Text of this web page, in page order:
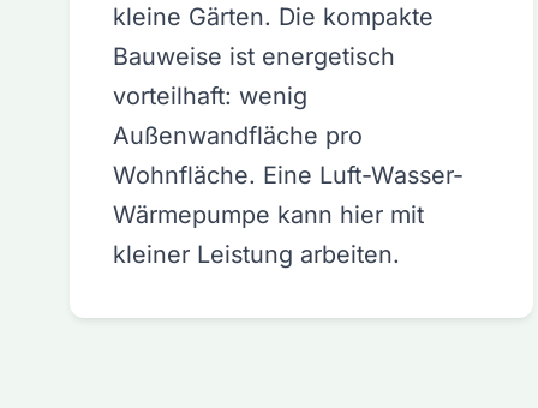
kleine Gärten. Die kompakte
Bauweise ist energetisch
vorteilhaft: wenig
Außenwandfläche pro
Wohnfläche. Eine Luft-Wasser-
Wärmepumpe kann hier mit
kleiner Leistung arbeiten.